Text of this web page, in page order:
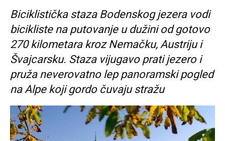
Biciklistička staza Bodenskog jezera vodi
bicikliste na putovanje u dužini od gotovo
270 kilometara kroz Nemačku, Austriju i
Švajcarsku. Staza vijugavo prati jezero i
pruža neverovatno lep panoramski pogled
na Alpe koji gordo čuvaju stražu